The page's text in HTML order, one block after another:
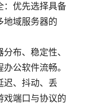
：优先选择具备
地域服务器的
布、稳定性、
公软件流畅。
迟、抖动、丢
戏端口与协议的